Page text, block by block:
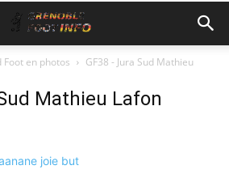
Foot en photos
GF38 - Jura Sud Mathieu
Mathieu Lafon